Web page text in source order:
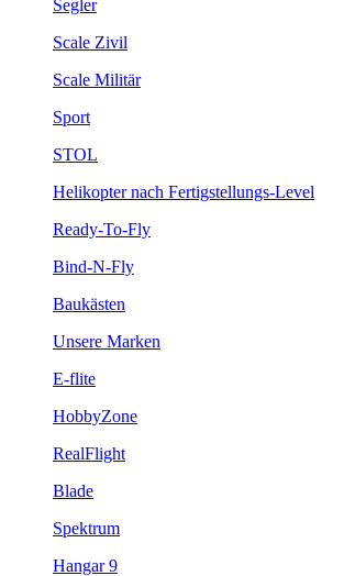
Segler
Scale Zivil
Scale Militär
Sport
STOL
Helikopter nach Fertigstellungs-Level
Ready-To-Fly
Bind-N-Fly
Baukästen
Unsere Marken
E-flite
HobbyZone
RealFlight
Blade
Spektrum
Hangar 9